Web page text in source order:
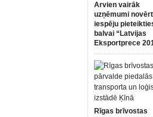
Arvien vairāk
uzņēmumi
iespēju
balvai “Latvijas
Eksportprece
Rīgas brīvostas